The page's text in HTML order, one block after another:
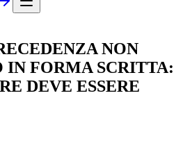
NON
IN FORMA SCRITTA:
DEVE ESSERE